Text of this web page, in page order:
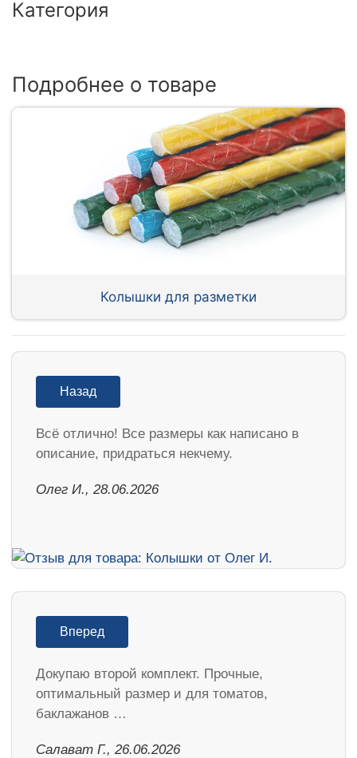
Категория
Подробнее о товаре
Колышки для разметки
Назад
Всё отлично! Все размеры как написано в
описание, придраться некчему.
Олег И., 28.06.2026
Вперед
Докупаю второй комплект. Прочные,
оптимальный размер и для томатов,
баклажанов …
Салават Г., 26.06.2026